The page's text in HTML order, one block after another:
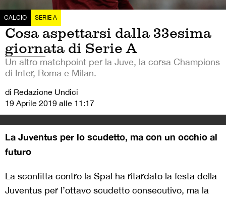
CALCIO SERIE A
Cosa aspettarsi dalla 33esima
giornata di Serie A
Un altro matchpoint per la Juve, la corsa Champions
di Inter, Roma e Milan.
di Redazione Undici
19 Aprile 2019 alle 11:17
La Juventus per lo scudetto, ma con un occhio al
futuro
La sconfitta contro la Spal ha ritardato la festa della
Juventus per l’ottavo scudetto consecutivo, ma la